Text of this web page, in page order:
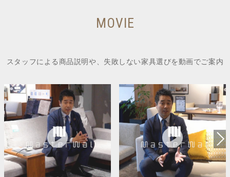
MOVIE
スタッフによる商品説明や、失敗しない家具選びを動画でご案内